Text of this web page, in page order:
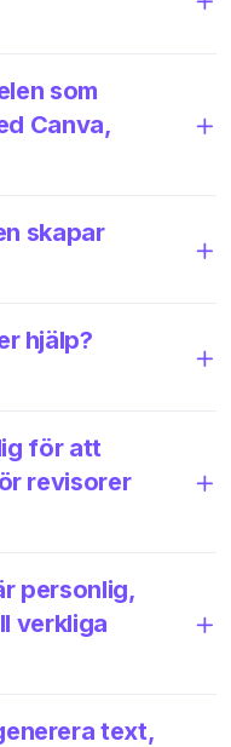
som
Canva,
skapar
hjälp?
för att
revisorer
personlig,
verkliga
text,